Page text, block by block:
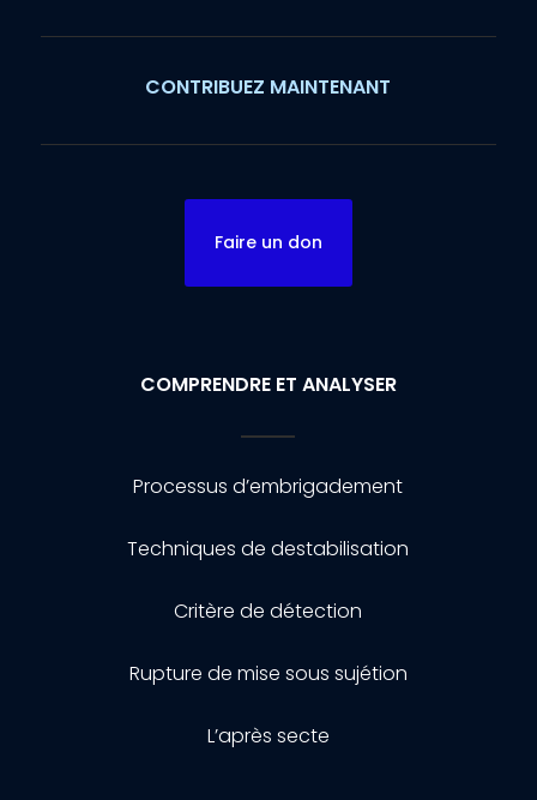
CONTRIBUEZ MAINTENANT
Faire un don
COMPRENDRE ET ANALYSER
Processus d’embrigadement
Techniques de destabilisation
Critère de détection
Rupture de mise sous sujétion
L’après secte